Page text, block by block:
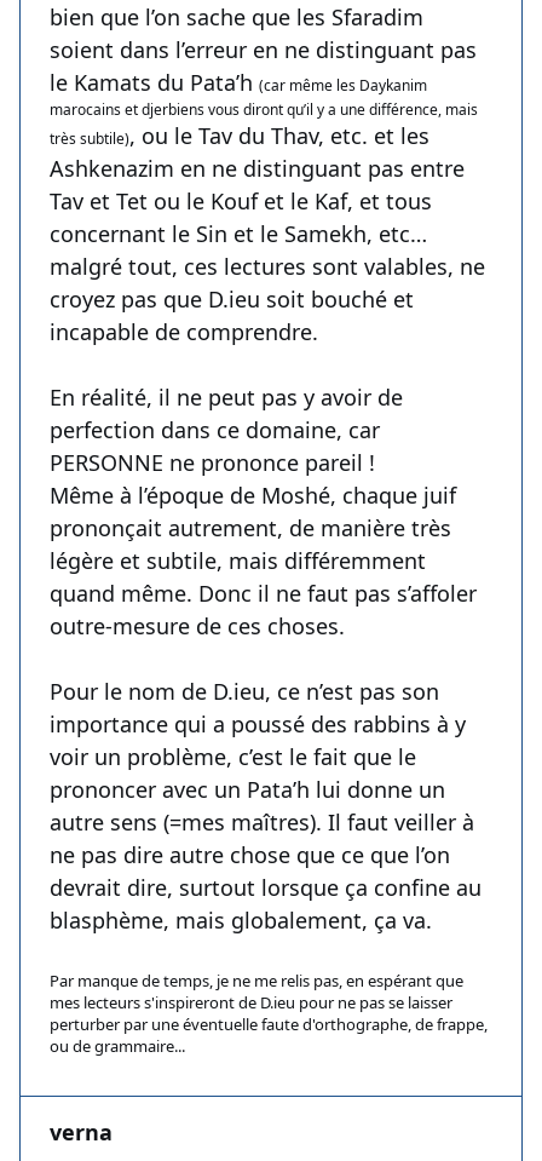
bien que l’on sache que les Sfaradim
soient dans l’erreur en ne distinguant pas
le Kamats du Pata’h (car même les Daykanim
marocains et djerbiens vous diront qu’il y a une différence, mais
très subtile), ou le Tav du Thav, etc. et les
Ashkenazim en ne distinguant pas entre
Tav et Tet ou le Kouf et le Kaf, et tous
concernant le Sin et le Samekh, etc…
malgré tout, ces lectures sont valables, ne
croyez pas que D.ieu soit bouché et
incapable de comprendre.
En réalité, il ne peut pas y avoir de
perfection dans ce domaine, car
PERSONNE ne prononce pareil !
Même à l’époque de Moshé, chaque juif
prononçait autrement, de manière très
légère et subtile, mais différemment
quand même. Donc il ne faut pas s’affoler
outre-mesure de ces choses.
Pour le nom de D.ieu, ce n’est pas son
importance qui a poussé des rabbins à y
voir un problème, c’est le fait que le
prononcer avec un Pata’h lui donne un
autre sens (=mes maîtres). Il faut veiller à
ne pas dire autre chose que ce que l’on
devrait dire, surtout lorsque ça confine au
blasphème, mais globalement, ça va.
Par manque de temps, je ne me relis pas, en espérant que
mes lecteurs s'inspireront de D.ieu pour ne pas se laisser
perturber par une éventuelle faute d'orthographe, de frappe,
ou de grammaire...
verna